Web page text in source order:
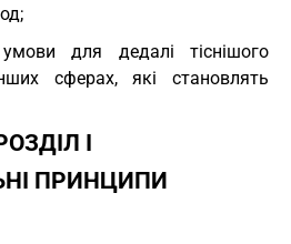
для дедалі тіснішого
сферах, які становлять
І
ПРИНЦИПИ